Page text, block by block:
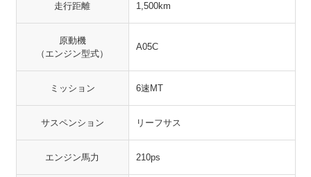
走行距離 1,500km
原動機
（エンジン型式）
A05C
ミッション 6速MT
サスペンション リーフサス
エンジン馬力 210ps